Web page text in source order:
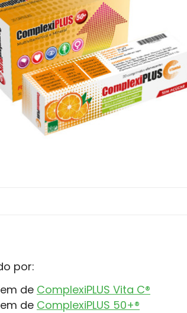
por:
de ComplexiPLUS Vita C®
de ComplexiPLUS 50+®